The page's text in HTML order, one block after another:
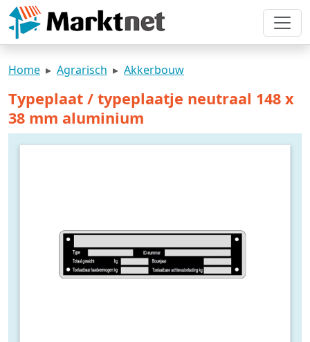
Home Agrarisch Akkerbouw
Typeplaat / typeplaatje neutraal 148 x
38 mm aluminium